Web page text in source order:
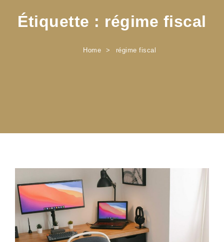
Étiquette : régime fiscal
Home régime fiscal